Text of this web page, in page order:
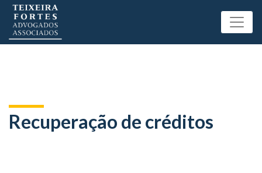
Recuperação de créditos